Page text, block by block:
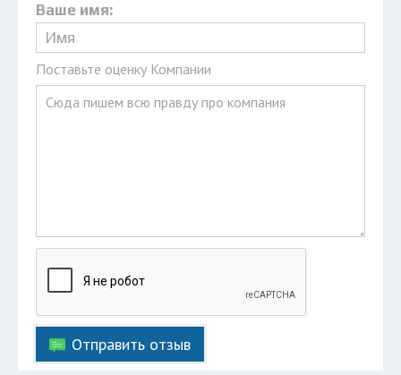
Ваше имя:
Поставьте оценку Компании
Отправить отзыв